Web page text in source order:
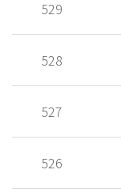
529
528
527
526